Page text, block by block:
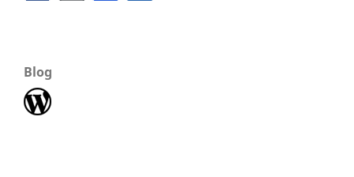
Blog